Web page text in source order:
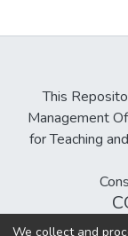
This
Management
for Teaching
We collect and